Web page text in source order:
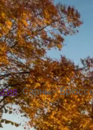
>Сарны -